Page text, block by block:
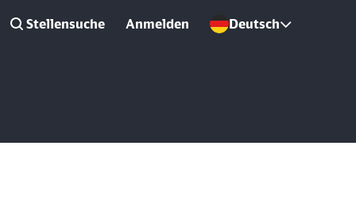
Stellensuche Anmelden Deutsch